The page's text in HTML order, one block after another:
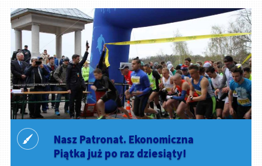
Nasz Patronat. Ekonomiczna
Piątka już po raz dziesiąty!